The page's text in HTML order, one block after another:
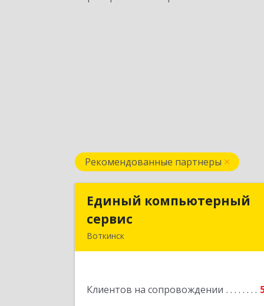
Рекомендованные партнеры
Единый компьютерный
сервис
Воткинск
Клиентов на сопровождении
Единый компьютерный